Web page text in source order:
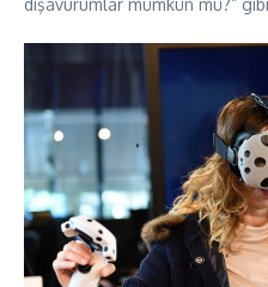
dışavurumlar mümkün mü?”